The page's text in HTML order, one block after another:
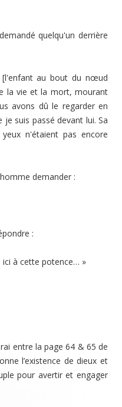
quelqu'un derrière
[l'enfant au bout du nœud
la vie et la mort, mourant
avons dû le regarder en
suis passé devant lui. Sa
n'étaient pas encore
demander :
:
ici à cette potence… »
entre la page 64 & 65 de
l’existence de dieux et
pour avertir et engager